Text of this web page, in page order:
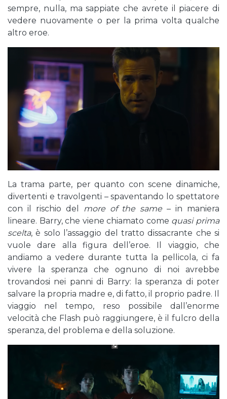
sempre, nulla, ma sappiate che avrete il piacere di
vedere nuovamente o per la prima volta qualche
altro eroe.
La trama parte, per quanto con scene dinamiche,
divertenti e travolgenti – spaventando lo spettatore
con il rischio del
more of the same – in maniera
lineare. Barry, che viene chiamato come quasi prima
scelta, è solo l’assaggio del tratto dissacrante che si
vuole dare alla figura dell’eroe. Il viaggio, che
andiamo a vedere durante tutta la pellicola, ci fa
vivere la speranza che ognuno di noi avrebbe
trovandosi nei panni di Barry: la speranza di poter
salvare la propria madre e, di fatto, il proprio padre. Il
viaggio nel tempo, reso possibile dall’enorme
velocità che Flash può raggiungere, è il fulcro della
speranza, del problema e della soluzione.